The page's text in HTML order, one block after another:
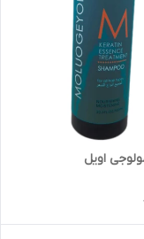
اویل